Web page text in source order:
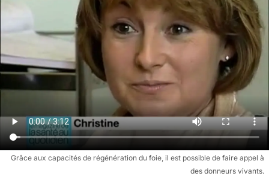
Grâce aux capacités de régénération du foie, il est possible de faire appel à
des donneurs vivants.